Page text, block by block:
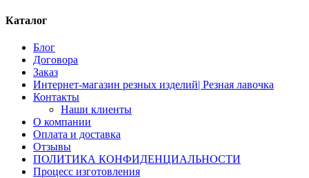
Каталог
Блог
Договора
Заказ
Интернет-магазин резных изделий| Резная лавочка
Контакты
Наши клиенты
О компании
Оплата и доставка
Отзывы
ПОЛИТИКА КОНФИДЕНЦИАЛЬНОСТИ
Процесс изготовления